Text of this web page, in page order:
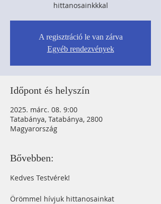
hittanosainkkkal
A regisztráció le van zárva
Egyéb rendezvények
Időpont és helyszín
2025. márc. 08. 9:00
Tatabánya, Tatabánya, 2800
Magyarország
Bővebben:
Kedves Testvérek!
Örömmel hívjuk hittanosainkat